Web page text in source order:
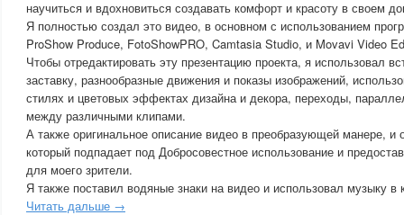
научиться и вдохновиться создавать комфорт и красоту в своем
Я полностью создал это видео, в основном с использованием
ProShow Produce, FotoShowPRO, Camtasia Studio, и Movavi Video
Чтобы отредактировать эту презентацию проекта, я использовал
заставку, разнообразные движения и показы изображений,
стилях и цветовых эффектах дизайна и декора, переходы,
между различными клипами.
А также оригинальное описание видео в преобразующей манере, и
который подпадает под Добросовестное использование и
для моего зрители.
Я также поставил водяные знаки на видео и использовал музыку в
Читать дальше →